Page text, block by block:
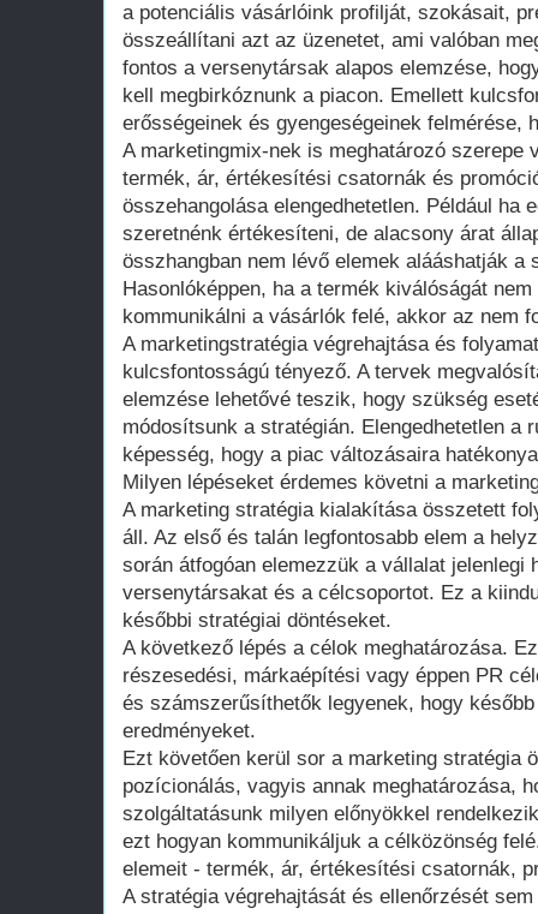
a potenciális vásárlóink profilját, szokásait,
összeállítani azt az üzenetet, ami valóban
fontos a versenytársak alapos elemzése,
kell megbirkóznunk a piacon. Emellett
erősségeinek és gyengeségeinek felmérése,
A marketingmix-nek is meghatározó szerepe
termék, ár, értékesítési csatornák és
összehangolása elengedhetetlen. Például ha
szeretnénk értékesíteni, de alacsony árat
összhangban nem lévő elemek alááshatják a
Hasonlóképpen, ha a termék kiválóságát
kommunikálni a vásárlók felé, akkor az nem
A marketingstratégia végrehajtása és
kulcsfontosságú tényező. A tervek
elemzése lehetővé teszik, hogy szükség
módosítsunk a stratégián. Elengedhetetlen a
képesség, hogy a piac változásaira
Milyen lépéseket érdemes követni a
A marketing stratégia kialakítása összetett
áll. Az első és talán legfontosabb elem a
során átfogóan elemezzük a vállalat jelenlegi
versenytársakat és a célcsoportot. Ez a
későbbi stratégiai döntéseket.
A következő lépés a célok meghatározása.
részesedési, márkaépítési vagy éppen PR
és számszerűsíthetők legyenek, hogy
eredményeket.
Ezt követően kerül sor a marketing stratégia
pozícionálás, vagyis annak meghatározása,
szolgáltatásunk milyen előnyökkel
ezt hogyan kommunikáljuk a célközönség
elemeit - termék, ár, értékesítési csatornák,
A stratégia végrehajtását és ellenőrzését